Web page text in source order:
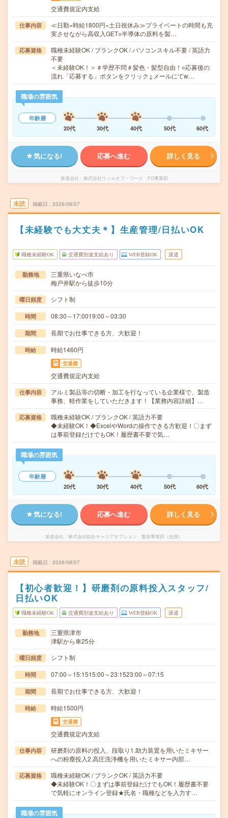
交通費規定内支給
仕事内容
≪日勤×時給1800円×土日祝休み≫プライベートの時間も充
実させながら高収入GET○半導体の原料を製…
応募資格
職種未経験OK / ブランクOK / パソコンスキル不要 / 英語力
不要
＜未経験OK！＞＃学歴不問＃髪色・髪型自由！○応募後の
流れ「応募する」ボタンをクリック↓メールにてw…
職場の雰囲気
年齢層
20代
30代 40代 50代 60代
気になる! 応募へ進む 詳しく見る
派遣会社 株式会社ウィルオブ・ワーク FO事業部
未読 掲載日 2026/08/07
【未経験でも大丈夫＊】生産管理/日払いOK
職種未経験OK 交通費別途支給あり WEB登録OK 派遣
勤務地
三重県いなべ市
梅戸井駅から徒歩10分
曜日頻度 シフト制
時間 08:30～17:0019:00～03:30
期間 長期でお仕事できる方、大歓迎！
時給 時給1460円
交通費
交通費規定内支給
仕事内容
アルミ製品等の切断・加工を行なっている企業様で、製造
事務、軽作業をしていただきます！【業務内容詳細】…
応募資格
職種未経験OK / ブランクOK / 英語力不要
◆未経験OK！◆ExcelやWordの操作できる方歓迎！〇まず
は事前登録だけでもOK！履歴書不要で気…
職場の雰囲気
年齢層
20代
30代 40代 50代 60代
気になる! 応募へ進む 詳しく見る
派遣会社 株式会社綜合キャリアオプション 製造事業部（全国）
未読 掲載日 2026/08/07
【初心者歓迎！】研磨剤の原料投入スタッフ/
日払いOK
職種未経験OK 交通費別途支給あり WEB登録OK 派遣
勤務地
三重県津市
津駅から車25分
曜日頻度 シフト制
時間 07:00～15:1515:00～23:1523:00～07:15
期間 長期でお仕事できる方、大歓迎！
時給 時給1500円
交通費
交通費規定内支給
仕事内容
研磨剤の原料の投入、段取り1.助力装置を用いたミキサー
への粉塵投入2.高圧洗浄機を用いたミキサー内部…
応募資格
職種未経験OK / ブランクOK / 英語力不要
◆未経験OK！〇まずは事前登録だけでもOK！履歴書不要
で気軽にオンライン登録★氏名・職種などを入力す…
職場の雰囲気